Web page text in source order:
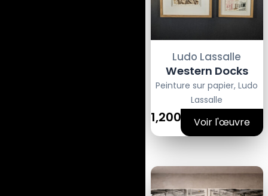
Ludo Lassalle
Western Docks
Peinture sur papier,Ludo
Lassalle
1,200€ Voir l'œuvre